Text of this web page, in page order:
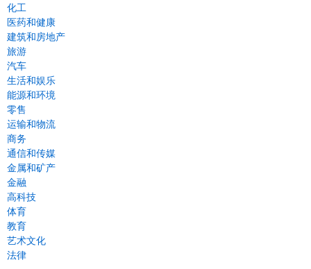
化工
医药和健康
建筑和房地产
旅游
汽车
生活和娱乐
能源和环境
零售
运输和物流
商务
通信和传媒
金属和矿产
金融
高科技
体育
教育
艺术文化
法律